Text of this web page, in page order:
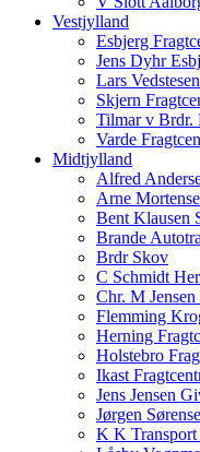
Vestjylland
Esbjerg
Jens Dyhr
Lars
Skjern
Tilmar v Brdr.
Varde
Midtjylland
Alfred
Arne
Bent Klausen
Brande
Brdr Skov
C Schmidt
Chr. M
Flemming
Herning
Holstebro
Ikast
Jens Jensen
Jørgen
K K Transport